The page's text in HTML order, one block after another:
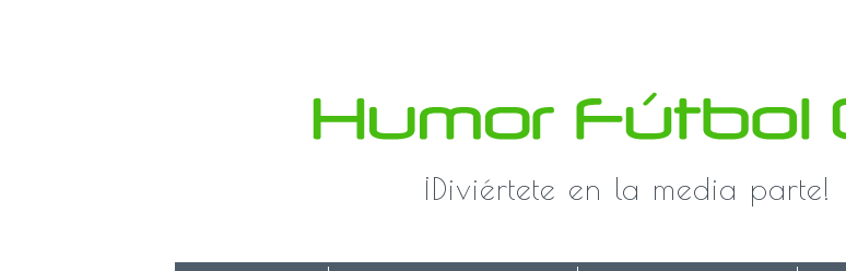
¡Diviértete en la media parte!